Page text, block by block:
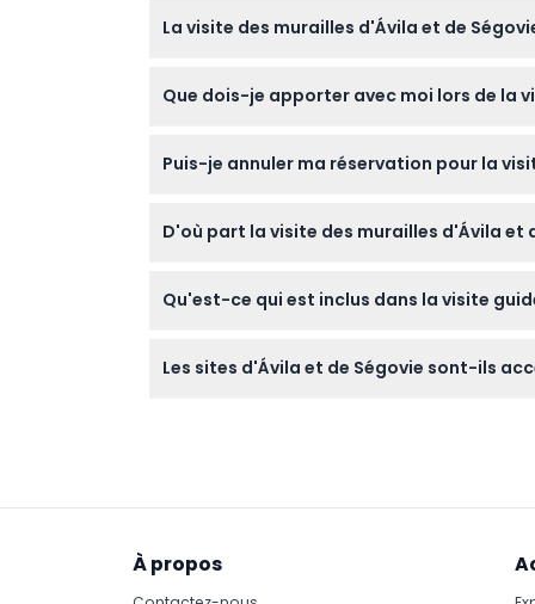
La visite des murailles d'Ávila et de
doivent être inclus dans le nombre total de
Que dois-je apporter avec moi lors de la
pour faire face aux variations climatiques.
Puis-je annuler ma réservation pour la
(des frais de virement bancaire peuvent
D'où part la visite des murailles d'Ávila et
Qu'est-ce qui est inclus dans la visite
à pied à Ávila et à Ségovie, ainsi que des
Les sites d'Ávila et de Ségovie sont-ils
À propos